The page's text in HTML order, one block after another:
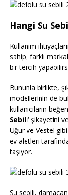
Hangi Su
Kullanım
sahip, farklı
bir tercih
Bununla birlikte,
modellerinin de
kullanıcıların
Sebili‘ şikayetini
Uğur ve Vestel gibi
ev aletleri
taşıyor.
Su sebili,